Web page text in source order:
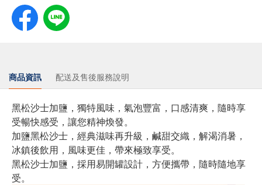
商品資訊 配送及售後服務說明
黑松沙士加鹽，獨特風味，氣泡豐富，口感清爽，隨時享
受暢快感受，讓您精神煥發。
加鹽黑松沙士，經典滋味再升級，鹹甜交織，解渴消暑，
冰鎮後飲用，風味更佳，帶來極致享受。
黑松沙士加鹽，採用易開罐設計，方便攜帶，隨時隨地享
受。